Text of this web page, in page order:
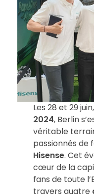
Les 28 et 29
2024, Berlin
véritable
passionnés de
Hisense. Cet
cœur de la
fans de toute
travers quatre